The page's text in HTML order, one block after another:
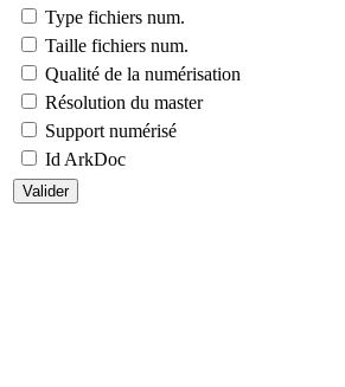
Type fichiers num.
Taille fichiers num.
Qualité de la numérisation
Résolution du master
Support numérisé
Id ArkDoc